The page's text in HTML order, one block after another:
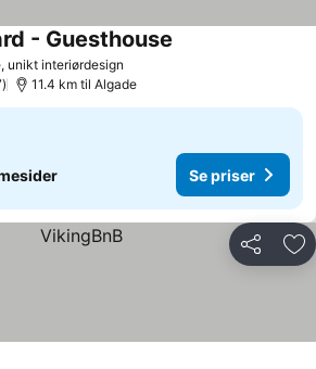
unikt interiørdesign
- Guesthouse
11.4 km til Algade
Se priser
Del